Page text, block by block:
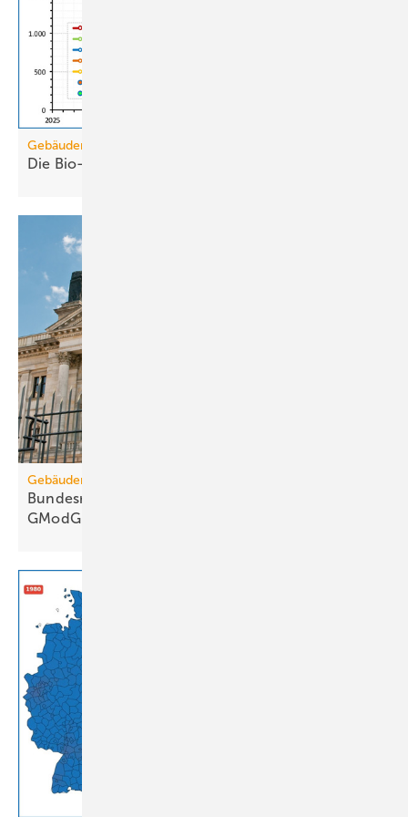
Gebäudemodernisierungsgesetz
Die Bio-Treppe im GModG ist ein
Gebäudemodernisierungsgesetz
Bundesrats­aus­schüsse: 67 Kritik­punkte zum
GModG-Entwurf